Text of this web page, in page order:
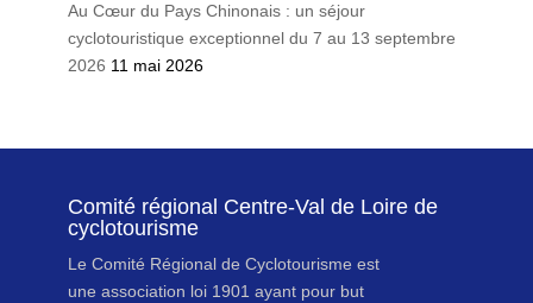
Au Cœur du Pays Chinonais : un séjour
cyclotouristique exceptionnel du 7 au 13 septembre
2026 11 mai 2026
Comité régional Centre-Val de Loire de
cyclotourisme
Le Comité Régional de Cyclotourisme est
une association loi 1901 ayant pour but